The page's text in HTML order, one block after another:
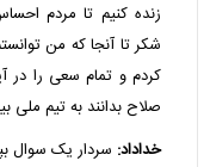
زنده کنیم تا مردم
شکر تا آنجا که من
کردم و تمام سعی را در
صلاح بدانند به تیم ملی
خداداد: سردار یک سوال